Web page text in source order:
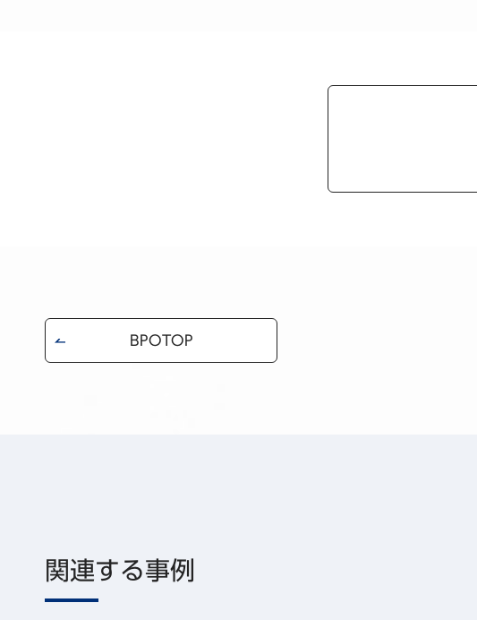
BPOTOP
関連する事例